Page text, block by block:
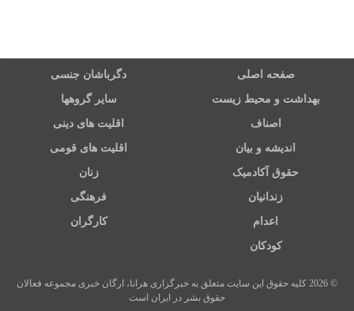
صفحه اصلی دگرباشان جنسی
بهداشت و محیط زیست سایر گروهها
اصناف اقلیت های دینی
اندیشه و بیان اقلیت های قومی
حقوق آکادمیک زنان
زندانیان فرهنگی
اعدام کارگران
کودکان
© 2026 کلیه حقوق این سایت متعلق به خبرگزاری هرانا، ارگان خبری مجموعه فعالان
حقوق بشر در ایران است